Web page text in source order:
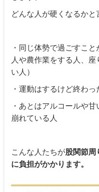
どんな人が硬くなるかと
・同じ体勢で過ごすこ
人や農作業をする人、
い人）
・運動はするけど終わ
・あとはアルコールや
崩れている人
こんな人たちが股関節周
に負担がかかります。